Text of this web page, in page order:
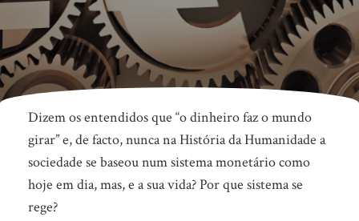
Em
nome
do
dinheiro…
Dizem os entendidos que “o dinheiro faz o mundo
girar” e, de facto, nunca na História da Humanidade a
sociedade se baseou num sistema monetário como
hoje em dia, mas, e a sua vida? Por que sistema se
rege?